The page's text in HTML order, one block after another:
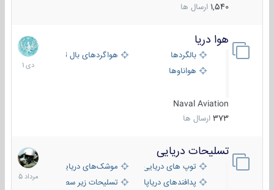
1,540 ارسال ها
هوا دریا
بالگردها
هواگردهای بال ثابت
هواناوها
Naval Aviation
373 ارسال ها
12
دی
1401
تسلیحات دریایی
توپ های دریایی
موشک‌های دریایی
پدافندهای دریاپایه
تسلیحات زیر سطحی
2
مرداد
1405